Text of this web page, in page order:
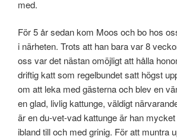
med.
För 5 år sedan kom Moos och bo hos
i närheten. Trots att han bara var 8
oss var det nästan omöjligt att hålla
driftig katt som regelbundet satt högst
om att leka med gästerna och blev en
en glad, livlig kattunge, väldigt
är en du-vet-vad kattunge är han
ibland till och med grinig. För att muntra